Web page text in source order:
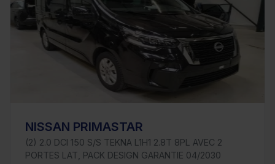
NISSAN PRIMASTAR
(2) 2.0 DCI 150 S/S TEKNA L1H1 2.8T 8PL AVEC 2
PORTES LAT, PACK DESIGN GARANTIE 04/2030